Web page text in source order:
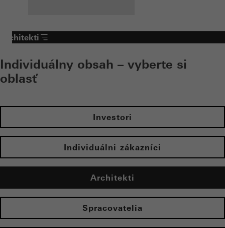
Architekti
Individuálny obsah – vyberte si
oblasť
Investori
Individuálni zákazníci
Architekti
Spracovatelia